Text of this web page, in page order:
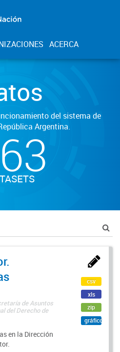
ACERCA
del sistema de
Argentina.
de Asuntos
del Derecho de
en la Dirección
csv
xls
zip
gráfico